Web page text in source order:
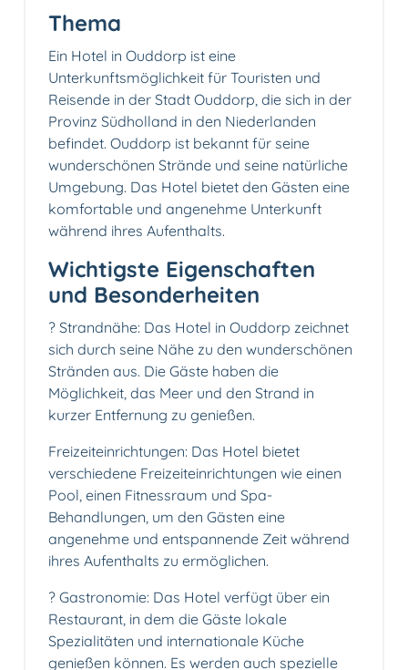
Thema
Ein Hotel in Ouddorp ist eine
Unterkunftsmöglichkeit für Touristen und
Reisende in der Stadt Ouddorp, die sich in der
Provinz Südholland in den Niederlanden
befindet. Ouddorp ist bekannt für seine
wunderschönen Strände und seine natürliche
Umgebung. Das Hotel bietet den Gästen eine
komfortable und angenehme Unterkunft
während ihres Aufenthalts.
Wichtigste Eigenschaften
und Besonderheiten
? Strandnähe: Das Hotel in Ouddorp zeichnet
sich durch seine Nähe zu den wunderschönen
Stränden aus. Die Gäste haben die
Möglichkeit, das Meer und den Strand in
kurzer Entfernung zu genießen.
Freizeiteinrichtungen: Das Hotel bietet
verschiedene Freizeiteinrichtungen wie einen
Pool, einen Fitnessraum und Spa-
Behandlungen, um den Gästen eine
angenehme und entspannende Zeit während
ihres Aufenthalts zu ermöglichen.
? Gastronomie: Das Hotel verfügt über ein
Restaurant, in dem die Gäste lokale
Spezialitäten und internationale Küche
genießen können. Es werden auch spezielle